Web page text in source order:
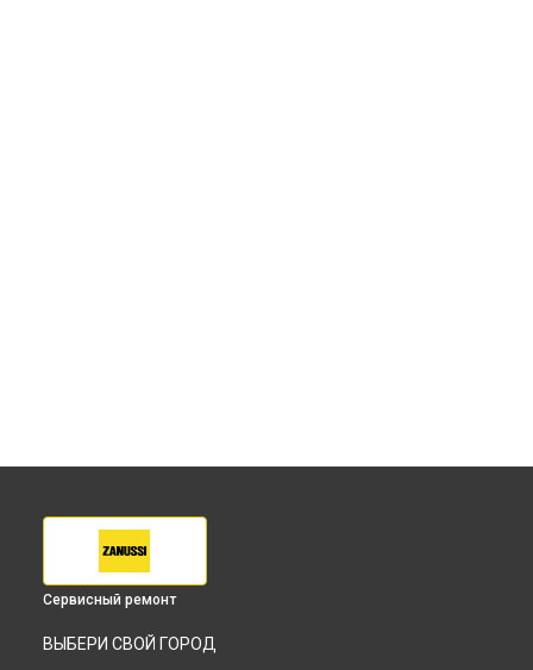
Сервисный ремонт
ВЫБЕРИ СВОЙ ГОРОД